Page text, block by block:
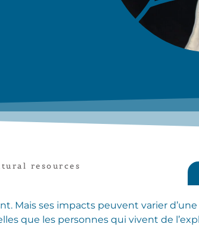
resources
Mais ses impacts peuvent varier d’une
que les personnes qui vivent de